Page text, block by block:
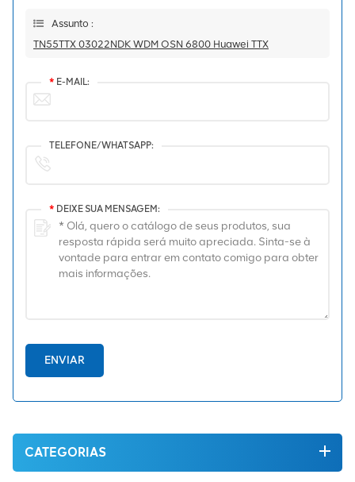
Assunto :
TN55TTX 03022NDK WDM OSN 6800 Huawei TTX
* E-MAIL:
TELEFONE/WHATSAPP:
* DEIXE SUA MENSAGEM:
ENVIAR
CATEGORIAS